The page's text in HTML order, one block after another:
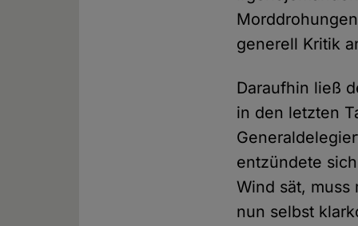
generell Kritik
Daraufhin ließ
in den letzten
entzündete
Wind sät,
nun selbst